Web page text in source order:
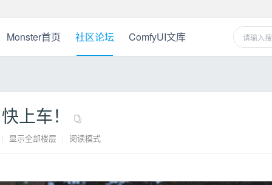
Monster首页 社区论坛 ComfyUI文库
上车！
| 显示全部楼层 | 阅读模式